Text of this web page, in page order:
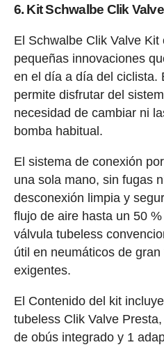
6. Kit Schwalbe Clik Valve
El Schwalbe Clik Valve Kit
pequeñas innovaciones
en el día a día del ciclista.
permite disfrutar del
necesidad de cambiar ni
bomba habitual.
El sistema de conexión
una sola mano, sin fugas
desconexión limpia y
flujo de aire hasta un 50
válvula tubeless
útil en neumáticos de
exigentes.
El Contenido del kit
tubeless Clik Valve
de obús integrado y 1